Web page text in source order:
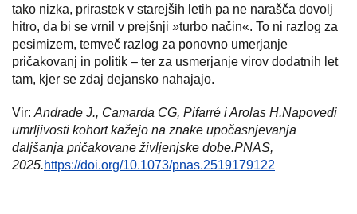
tako nizka, prirastek v starejših letih pa ne narašča dovolj
hitro, da bi se vrnil v prejšnji »turbo način«. To ni razlog za
pesimizem, temveč razlog za ponovno umerjanje
pričakovanj in politik – ter za usmerjanje virov dodatnih let
tam, kjer se zdaj dejansko nahajajo.
Vir: Andrade J., Camarda CG, Pifarré i Arolas H.Napovedi
umrljivosti kohort kažejo na znake upočasnjevanja
daljšanja pričakovane življenjske dobe.PNAS,
2025.https://doi.org/10.1073/pnas.2519179122